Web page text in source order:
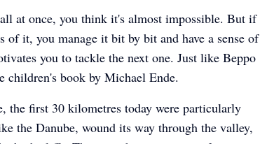
at once, you think it's almost impossible. But if
of it, you manage it bit by bit and have a sense of
you to tackle the next one. Just like Beppo
children's book by Michael Ende.
the first 30 kilometres today were particularly
the Danube, wound its way through the valley,